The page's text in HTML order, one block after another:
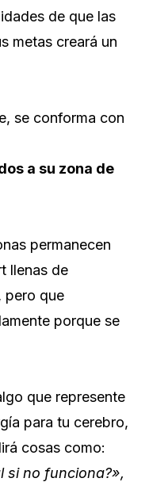
de que las
metas creará un
se conforma con
a su zona de
permanecen
llenas de
pero que
porque se
que represente
para tu cerebro,
cosas como:
si no funciona?»,